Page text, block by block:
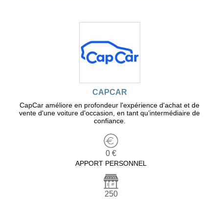
CAPCAR
CapCar améliore en profondeur l'expérience d'achat et de
vente d'une voiture d'occasion, en tant qu’intermédiaire de
confiance.
0 €
APPORT PERSONNEL
250